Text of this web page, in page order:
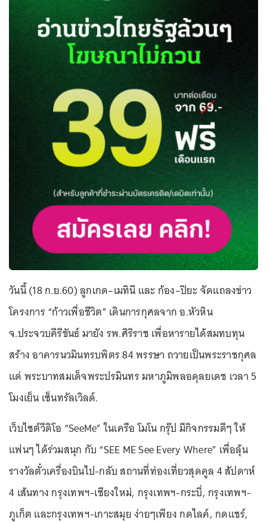
วันนี้ (18 ก.ย.60) ลูกเกด–เมทินี และ ก้อง–ปิยะ จัดแถลงข่าว
โครงการ “ก้าวเพื่อชีวิต” เดินการกุศลจาก อ.หัวหิน
จ.ประจวบคีรีขันธ์ มายัง รพ.ศิริราช เพื่อหารายได้สมทบทุน
สร้าง อาคารนวมินทรบพิตร 84 พรรษา ถวายเป็นพระราชกุศล
แด่ พระบาทสมเด็จพระปรมินทร มหาภูมิพลอดุลยเดช เวลา 5
โมงเย็น เซ็นทรัลเวิลด์.
เว็บไซต์วีดิโอ “SeeMe” ในเครือ โมโน กรุ๊ป มีกิจกรรมดีๆ ให้
แฟนๆ ได้ร่วมสนุก กับ “SEE ME See Every Where” เพื่อลุ้น
รางวัลตั๋วเครื่องบินไป-กลับ สถานที่ท่องเที่ยวสุดคูล 4 สัปดาห์
4 เส้นทาง กรุงเทพฯ-เชียงใหม่, กรุงเทพฯ-กระบี่, กรุงเทพฯ-
ภูเก็ต และกรุงเทพฯ-เกาะสมุย ง่ายๆเพียง กดไลค์, กดแชร์,